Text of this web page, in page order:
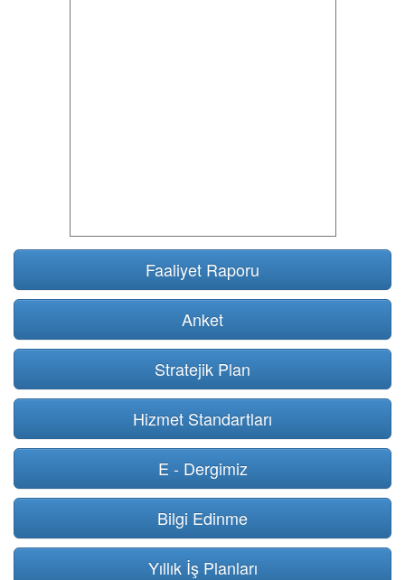
Faaliyet Raporu
Anket
Stratejik Plan
Hizmet Standartları
E - Dergimiz
Bilgi Edinme
Yıllık İş Planları